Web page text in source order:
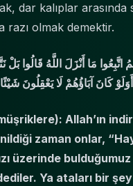
dar kalıplar arasında
razı olmak demektir.
اتَّبِعُوا مَا أَنْزَلَ اللَّهُ قَالُوا بَلْ
أَوَلَوْ كَانَ آبَاؤُهُمْ لَا يَعْقِلُونَ
Allah’ın
zaman onlar,
üzerinde
Ya ataları bir şey